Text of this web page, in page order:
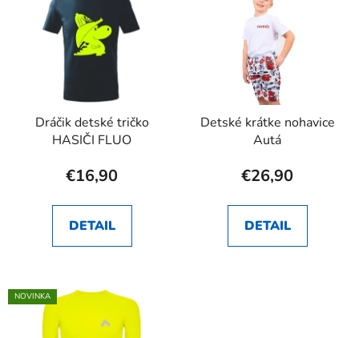
Dráčik detské tričko
HASIČI FLUO
€16,90
DETAIL
Detské krátke nohavice
Autá
€26,90
DETAIL
NOVINKA